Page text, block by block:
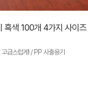
흑색 100개 4가지 사이즈
급스럽게! / PP 사출용기